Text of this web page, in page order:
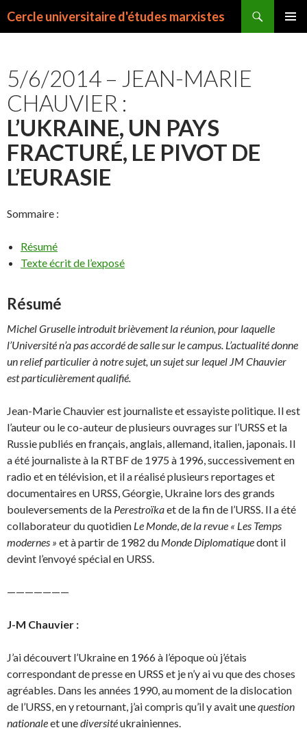
Cercle universitaire d'études marxistes
5/6/2014 – JEAN-MARIE
CHAUVIER :
L’UKRAINE, UN PAYS
FRACTURÉ, LE PIVOT DE
L’EURASIE
Sommaire :
Résumé
Texte écrit de l’exposé
Résumé
Michel Gruselle introduit brièvement la réunion, pour laquelle
l’Université n’a pas accordé de salle sur le campus. L’actualité donne
un relief particulier à notre sujet, un sujet sur lequel JM Chauvier
est parti­culièrement qualifié.
Jean-Marie Chauvier est journaliste et essayiste politique. Il est
l’auteur ou le co-auteur de plu­sieurs ouvrages sur l’URSS et la
Russie publiés en français, anglais, allemand, italien, japonais. Il
a été journaliste à la RTBF de 1975 à 1996, successivement en
radio et en télévision, et il a réali­sé plusieurs reportages et
documentaires en URSS, Géorgie, Ukraine lors des grands
bouleverse­ments de la Perestroïkaet de la fin de l’URSS. Il a été
collaborateur du quotidien Le Monde,de la revue « Les Temps
modernes » et à partir de 1982 du Monde Diplomatiquedont il
devint l’envoyé spécial en URSS.
———————
J-M Chauvier :
J’ai découvert l’Ukraine en 1966 à l’époque où j’étais
correspondant de presse en URSS et je n’y ai vu que des choses
agréables. Dans les années 1990, au moment de la dislocation
de l’URSS, en y retournant, j’ai compris qu’il y avait unequestion
nationaleet unediversitéukrainiennes.